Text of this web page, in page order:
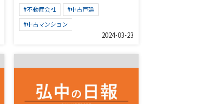
#不動産会社
#中古戸建
#中古マンション
2024-03-23